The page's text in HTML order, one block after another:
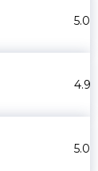
5.0
4.9
5.0